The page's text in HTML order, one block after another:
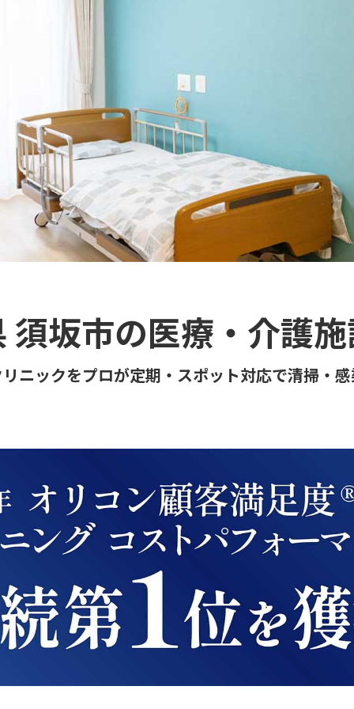
須坂市の医療・介護
ニックをプロが定期・スポット対応で清掃・